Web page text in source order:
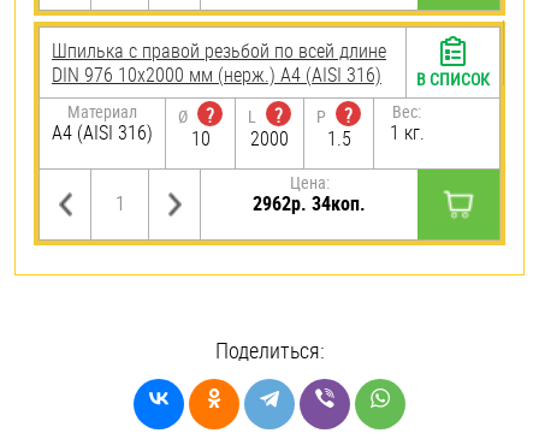
Шпилька с правой резьбой по всей длине
DIN 976 10х2000 мм (нерж.) A4 (AISI 316)
Материал
A4 (AISI 316)
Ø
?
10
L
?
2000
P
?
1.5
Вес:
1 кг.
Цена:
2962р. 34коп.
В СПИСОК
Поделиться: